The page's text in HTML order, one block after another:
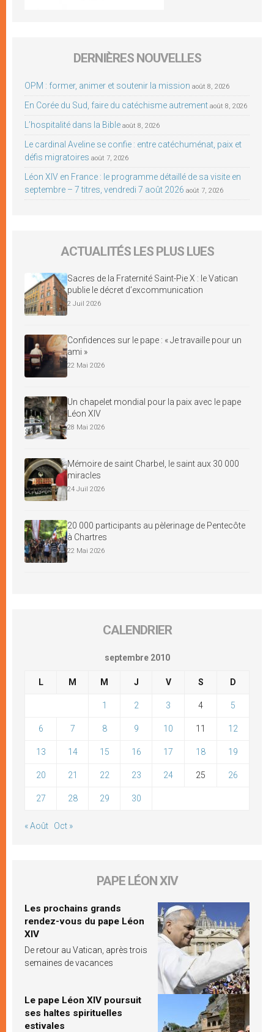
DERNIÈRES NOUVELLES
OPM : former, animer et soutenir la mission août 8, 2026
En Corée du Sud, faire du catéchisme autrement août 8, 2026
L’hospitalité dans la Bible août 8, 2026
Le cardinal Aveline se confie : entre catéchuménat, paix et
défis migratoires août 7, 2026
Léon XIV en France : le programme détaillé de sa visite en
septembre – 7 titres, vendredi 7 août 2026 août 7, 2026
ACTUALITÉS LES PLUS LUES
Sacres de la Fraternité Saint-Pie X : le Vatican
publie le décret d’excommunication
2 Juil 2026
Confidences sur le pape : « Je travaille pour un
ami »
22 Mai 2026
Un chapelet mondial pour la paix avec le pape
Léon XIV
28 Mai 2026
Mémoire de saint Charbel, le saint aux 30 000
miracles
24 Juil 2026
20 000 participants au pèlerinage de Pentecôte
à Chartres
22 Mai 2026
CALENDRIER
septembre 2010
L M M J V S D
1 2 3 4 5
6 7 8 9 10 11 12
13 14 15 16 17 18 19
20 21 22 23 24 25 26
27 28 29 30
« Août Oct »
PAPE LÉON XIV
Les prochains grands
rendez-vous du pape Léon
XIV
De retour au Vatican, après trois
semaines de vacances
Le pape Léon XIV poursuit
ses haltes spirituelles
estivales